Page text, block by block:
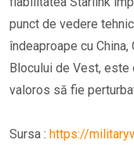
punct de vedere
îndeaproape cu
Blocului de Vest,
valoros să fie
Sursa : https://